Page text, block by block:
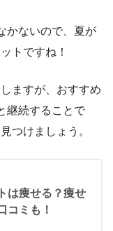
かないので、夏が
トですね！
ますが、おすすめ
継続することで
つけましょう。
は痩せる？痩せ
コミも！